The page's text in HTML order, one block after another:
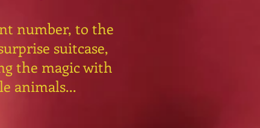
number, to the
suitcase,
the magic with
animals...